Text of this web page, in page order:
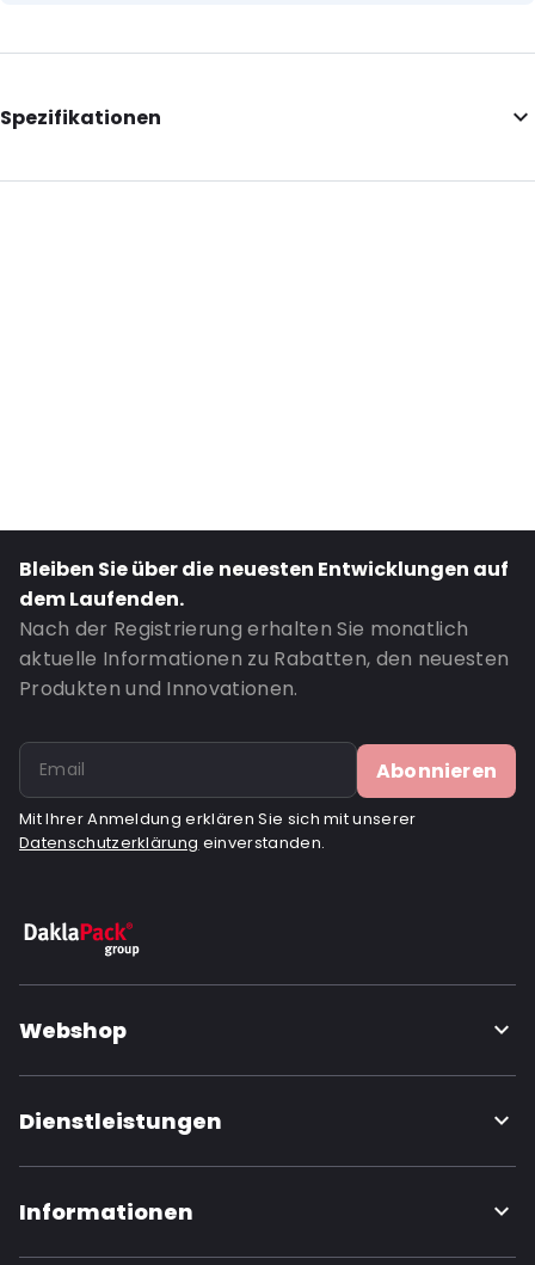
Spezifikationen
Internal Length: 325
Bleiben Sie über die neuesten Entwicklungen auf
dem Laufenden.
Nach der Registrierung erhalten Sie monatlich
aktuelle Informationen zu Rabatten, den neuesten
Produkten und Innovationen.
Abonnieren
Mit Ihrer Anmeldung erklären Sie sich mit unserer
Datenschutzerklärung einverstanden.
Webshop
Dienstleistungen
Informationen